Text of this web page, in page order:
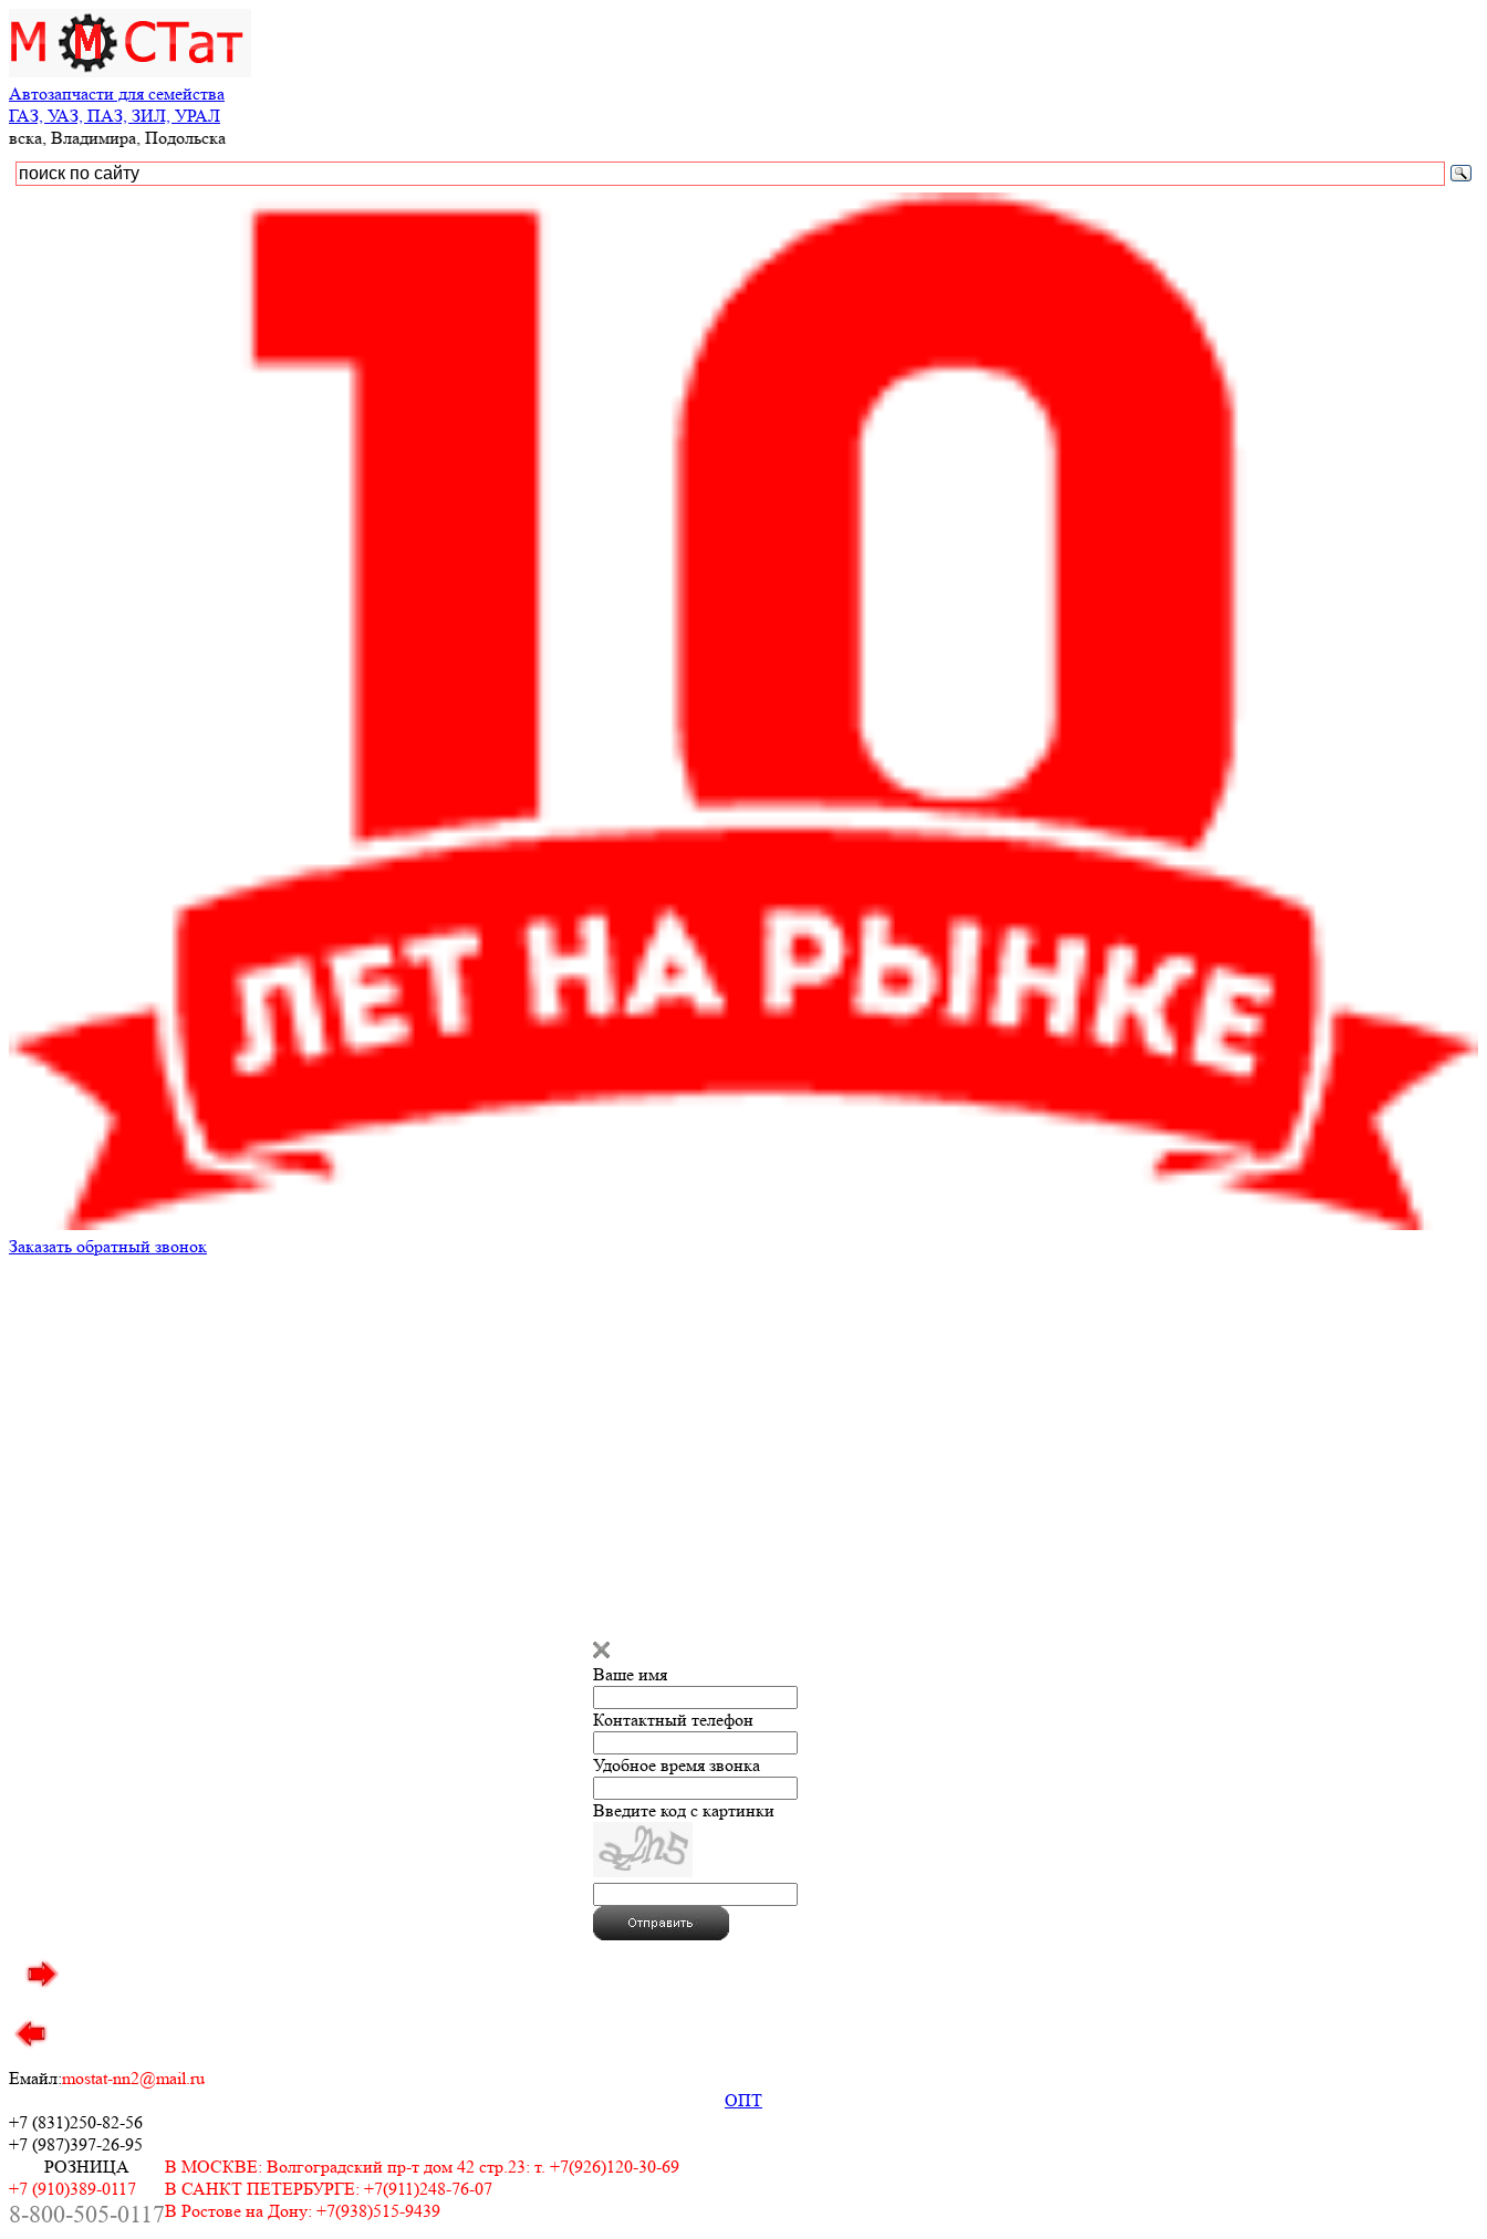
Автозапчасти для семейства
ГАЗ, УАЗ, ПАЗ, ЗИЛ, УРАЛ
Подольска
Заказать обратный звонок
Ваше имя
Контактный телефон
Удобное время звонка
Введите код с картинки
Емайл:mostat-nn2@mail.ru
ОПТ
+7 (831)250-82-56
+7 (987)397-26-95
РОЗНИЦА
+7 (910)389-0117
8-800-505-0117
В МОСКВЕ: Волгоградский пр-т дом 42 стр.23: т. +7(926)120-30-69
В САНКТ ПЕТЕРБУРГЕ: +7(911)248-76-07
В Ростове на Дону: +7(938)515-9439